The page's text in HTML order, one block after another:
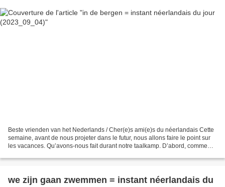
Beste vrienden van het Nederlands / Cher(e)s ami(e)s du néerlandais Cette
semaine, avant de nous projeter dans le futur, nous allons faire le point sur
les vacances. Qu’avons-nous fait durant notre taalkamp. D’abord, comme
we zijn gaan zwemmen = instant néerlandais du